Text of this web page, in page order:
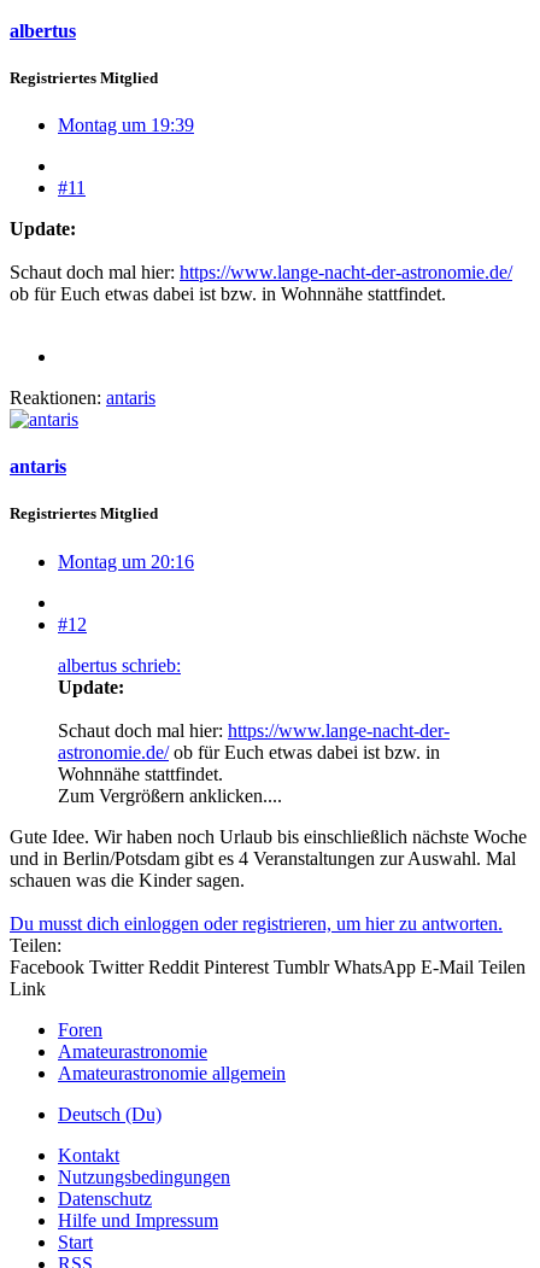
albertus
Registriertes Mitglied
Montag um 19:39
#11
Update:
Schaut doch mal hier: https://www.lange-nacht-der-astronomie.de/
ob für Euch etwas dabei ist bzw. in Wohnnähe stattfindet.
Reaktionen: antaris
antaris
Registriertes Mitglied
Montag um 20:16
#12
albertus schrieb:
Update:
Schaut doch mal hier: https://www.lange-nacht-der-
astronomie.de/ob für Euch etwas dabei ist bzw. in
Wohnnähe stattfindet.
Zum Vergrößern anklicken....
Gute Idee. Wir haben noch Urlaub bis einschließlich nächste Woche
und in Berlin/Potsdam gibt es 4 Veranstaltungen zur Auswahl. Mal
schauen was die Kinder sagen.
Du musst dich einloggen oder registrieren, um hier zu antworten.
Teilen:
Facebook Twitter Reddit Pinterest Tumblr WhatsApp E-Mail Teilen
Link
Foren
Amateurastronomie
Amateurastronomie allgemein
Deutsch (Du)
Kontakt
Nutzungsbedingungen
Datenschutz
Hilfe und Impressum
Start
RSS